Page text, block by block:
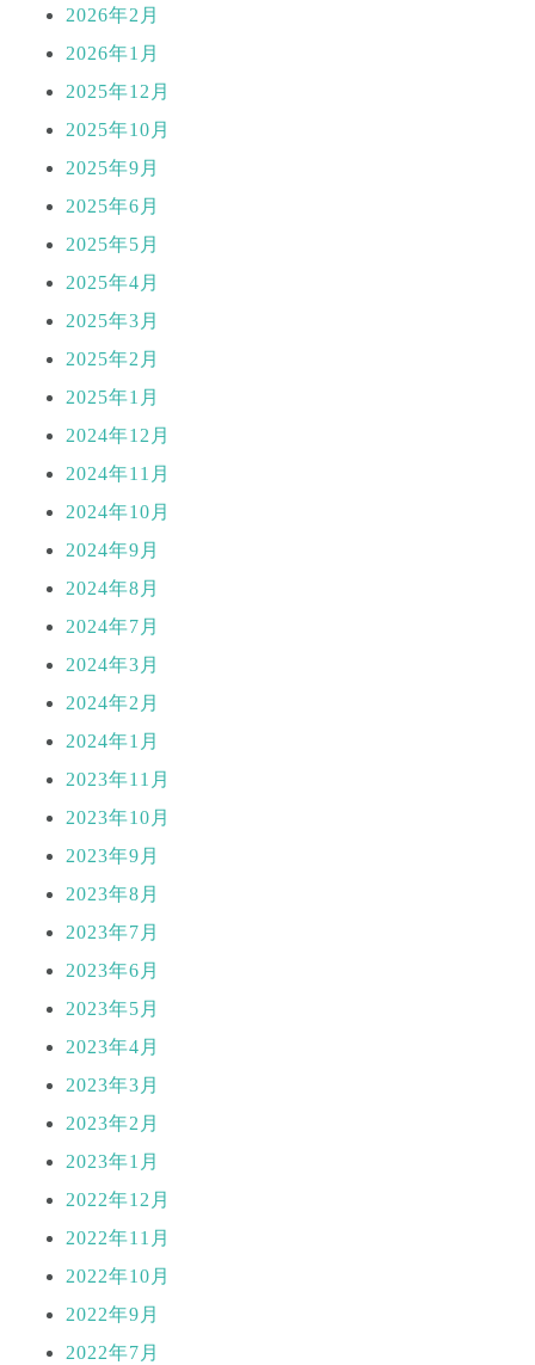
2026年2月
2026年1月
2025年12月
2025年10月
2025年9月
2025年6月
2025年5月
2025年4月
2025年3月
2025年2月
2025年1月
2024年12月
2024年11月
2024年10月
2024年9月
2024年8月
2024年7月
2024年3月
2024年2月
2024年1月
2023年11月
2023年10月
2023年9月
2023年8月
2023年7月
2023年6月
2023年5月
2023年4月
2023年3月
2023年2月
2023年1月
2022年12月
2022年11月
2022年10月
2022年9月
2022年7月